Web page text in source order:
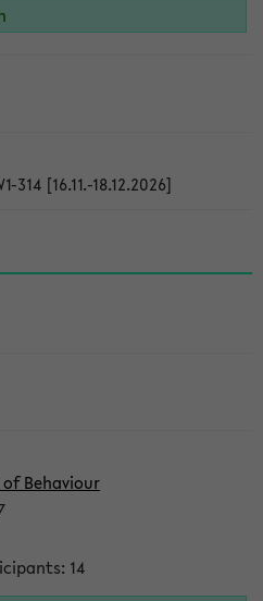
314 [16.11.-18.12.2026]
Behaviour
14